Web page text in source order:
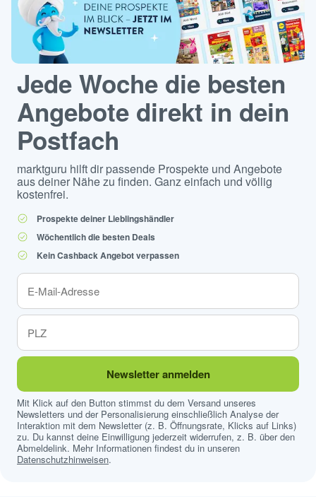
Jede Woche die besten
Angebote direkt in dein
Postfach
marktguru hilft dir passende Prospekte und Angebote
aus deiner Nähe zu finden. Ganz einfach und völlig
kostenfrei.
Prospekte deiner Lieblingshändler
Wöchentlich die besten Deals
Kein Cashback Angebot verpassen
Newsletter anmelden
Mit Klick auf den Button stimmst du dem Versand unseres
Newsletters und der Personalisierung einschließlich Analyse der
Interaktion mit dem Newsletter (z. B. Öffnungsrate, Klicks auf Links)
zu. Du kannst deine Einwilligung jederzeit widerrufen, z. B. über den
Abmeldelink. Mehr Informationen findest du in unseren
Datenschutzhinweisen.